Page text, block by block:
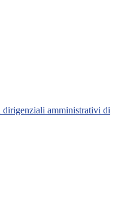
amministrativi di